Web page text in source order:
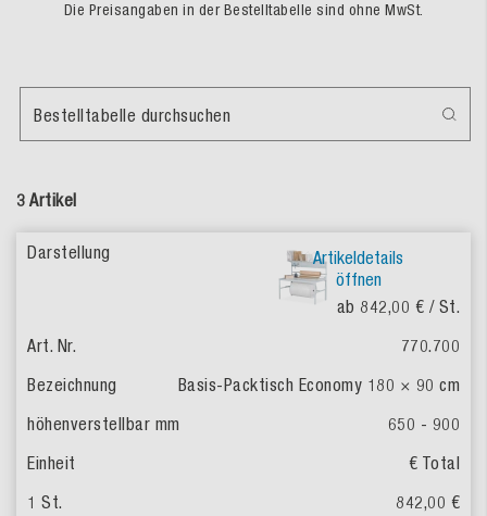
Die Preisangaben in der Bestelltabelle sind ohne MwSt.
3 Artikel
Bestelltabelle durchsuchen
Artikeldetails
öffnen
ab 842,00 € / St.
770.700
Basis-Packtisch Economy 180 × 90 cm
650 - 900
€ Total
842,00 €